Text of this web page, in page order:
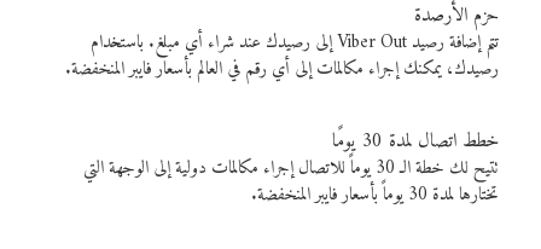
حزم الأرصدة
تتم إضافة رصيد Viber Out إلى رصيدك عند شراء أي مبلغ. باستخدام
رصيدك، يمكنك إجراء مكالمات إلى أي رقم في العالم بأسعار فايبر المنخفضة.
خطط اتصال لمدة 30 يومًا
تتيح لك خطة الـ 30 يوماً للاتصال إجراء مكالمات دولية إلى الوجهة التي
تختارها لمدة 30 يوماً بأسعار فايبر المنخفضة.